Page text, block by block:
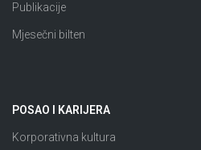
Publikacije
Mjesečni bilten
POSAO I KARIJERA
Korporativna kultura